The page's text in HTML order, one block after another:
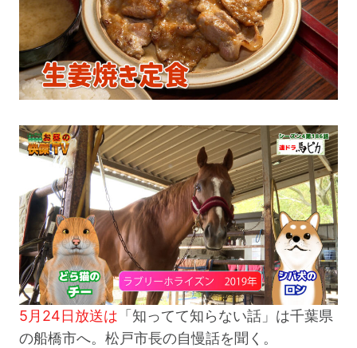
5月24日放送は 「知ってて知らない話」は千葉県
の船橋市へ。松戸市長の自慢話を聞く。